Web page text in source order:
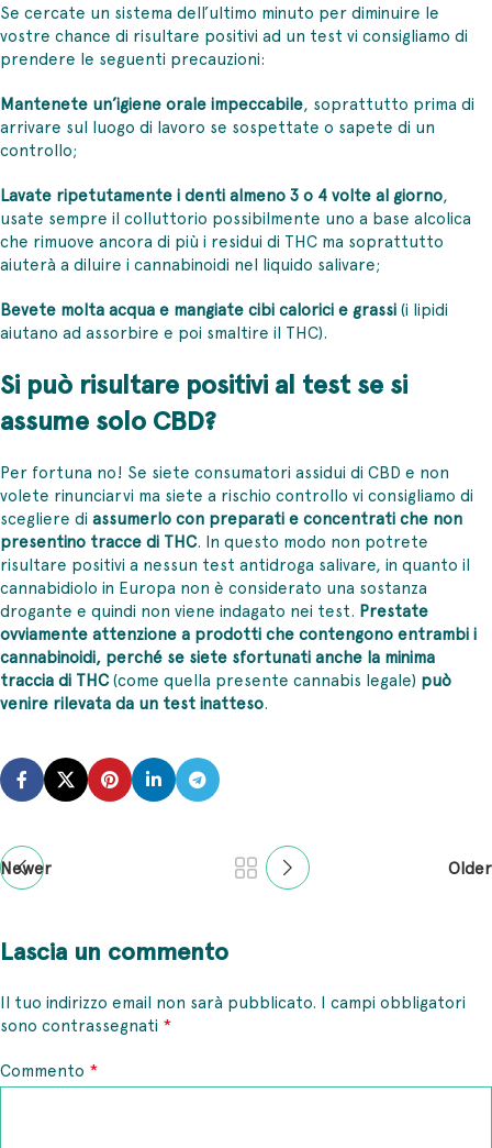
Se cercate un sistema dell’ultimo minuto per diminuire le
vostre chance di risultare positivi ad un test vi consigliamo di
prendere le seguenti precauzioni:
Mantenete un’igiene orale impeccabile, soprattutto prima di
arrivare sul luogo di lavoro se sospettate o sapete di un
controllo;
Lavate ripetutamente i denti almeno 3 o 4 volte al giorno,
usate sempre il colluttorio possibilmente uno a base alcolica
che rimuove ancora di più i residui di THC ma soprattutto
aiuterà a diluire i cannabinoidi nel liquido salivare;
Bevete molta acqua e mangiate cibi calorici e grassi(i lipidi
aiutano ad assorbire e poi smaltire il THC).
Si può risultare positivi al test se si
assume solo CBD?
Per fortuna no! Se siete consumatori assidui di CBD e non
volete rinunciarvi ma siete a rischio controllo vi consigliamo di
scegliere di assumerlo con preparati e concentrati che non
presentino tracce di THC. In questo modo non potrete
risultare positivi a nessun test antidroga salivare, in quanto il
cannabidiolo in Europa non è considerato una sostanza
drogante e quindi non viene indagato nei test. Prestate
ovviamente attenzione a prodotti che contengono entrambi i
cannabinoidi, perché se siete sfortunati anche la minima
traccia di THC(come quella presente cannabis legale) può
venire rilevata da un test inatteso.
Newer Older
Lascia un commento
Il tuo indirizzo email non sarà pubblicato. I campi obbligatori
sono contrassegnati *
Commento *